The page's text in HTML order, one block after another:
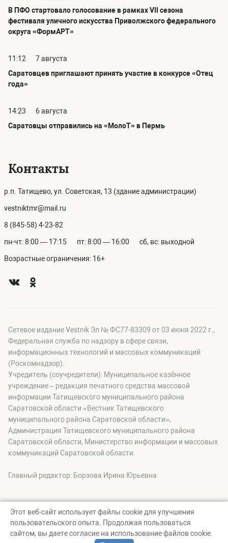
В ПФО стартовало голосование в рамках VII сезона
фестиваля уличного искусства Приволжского федерального
округа «ФормАРТ»
11:12
7 августа
Саратовцев приглашают принять участие в конкурсе «Отец
года»
14:23
6 августа
Саратовцы отправились на «МолоТ» в Пермь
Контакты
р.п. Татищево, ул. Советская, 13 (здание администрации)
vestniktmr@mail.ru
8 (845-58) 4-23-82
пн-чт: 8:00 — 17:15 пт: 8:00 — 16:00 сб, вс: выходной
Возрастные ограничения: 16+
Сетевое издание Vestnik Эл № ФС77-83309 от 03 июня 2022 г.,
Федеральная служба по надзору в сфере связи,
информационных технологий и массовых коммуникаций
(Роскомнадзор).
Учредитель (соучредители): Муниципальное казённое
учреждение – редакция печатного средства массовой
информации Татищевского муниципального района
Саратовской области «Вестник Татищевского
муниципального района Саратовской области»,
Администрация Татищевского муниципального района
Саратовской области, Министерство информации и массовых
коммуникаций Саратовской области.
Главный редактор: Борзова Ирина Юрьевна
© Вестник Татищевского муниципального района, 2026
Создание сайта — nopreset
Этот веб-сайт использует файлы cookie для улучшения
пользовательского опыта. Продолжая пользоваться
сайтом, вы даете согласие на использование файлов cookie.